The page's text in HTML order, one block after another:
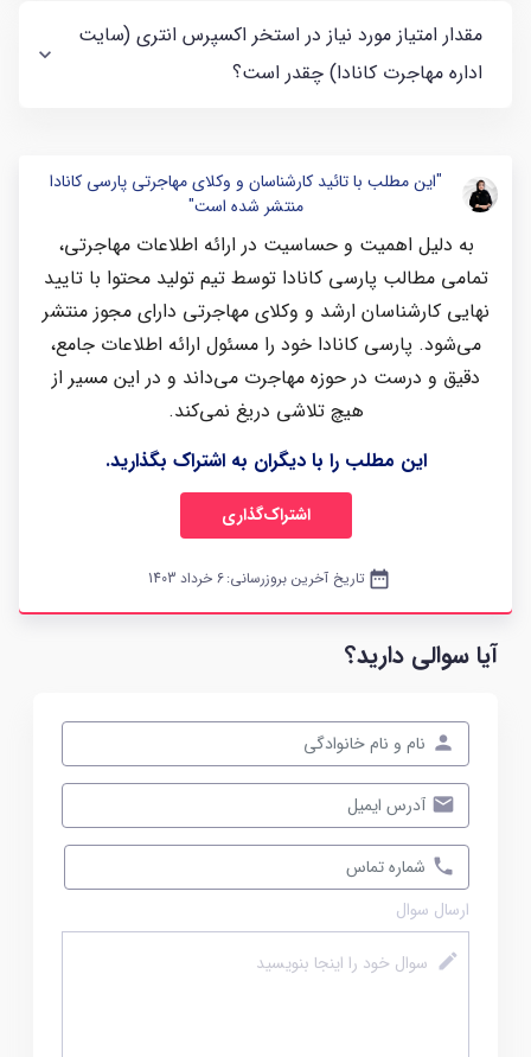
مقدار امتیاز مورد نیاز در استخر اکسپرس انتری (سایت
اداره مهاجرت کانادا) چقدر است؟
"این مطلب با تائید کارشناسان و وکلای مهاجرتی پارسی کانادا
منتشر شده است"
به دلیل اهمیت و حساسیت در ارائه اطلاعات مهاجرتی،
تمامی مطالب پارسی کانادا توسط تیم تولید محتوا با تایید
نهایی کارشناسان ارشد و وکلای مهاجرتی دارای مجوز منتشر
می‌شود. پارسی کانادا خود را مسئول ارائه اطلاعات جامع،
دقیق و درست در حوزه مهاجرت می‌داند و در این مسیر از
هیچ تلاشی دریغ نمی‌کند.
این مطلب را با دیگران به اشتراک بگذارید.
اشتراک‌گذاری
date_range تاریخ آخرین بروزرسانی:6 خرداد 1403
آیا سوالی دارید؟
ارسال سوال